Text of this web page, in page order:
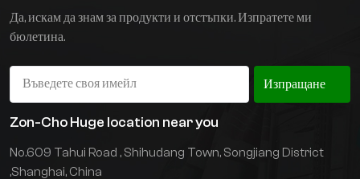
превозното средство,
точен при работа, като
увеличава степента на
използване и капацитета
за съхранение на склада.
Да, искам да знам за продукти и отстъпки. Изпратете ми
бюлетина.
Изпращане
Zon-Cho Huge location near you
No.609 Tahui Road , Shihudang Town, Songjiang District
,Shanghai, China